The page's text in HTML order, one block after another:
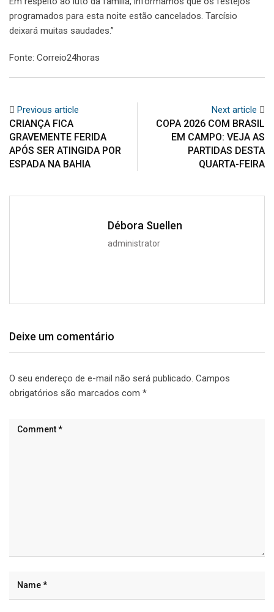
programados para esta noite estão cancelados. Tarcísio
deixará muitas saudades.”
Fonte: Correio24horas
Previous article
CRIANÇA FICA
GRAVEMENTE FERIDA
APÓS SER ATINGIDA POR
ESPADA NA BAHIA
Next article
COPA 2026 COM BRASIL
EM CAMPO: VEJA AS
PARTIDAS DESTA
QUARTA-FEIRA
Débora Suellen
administrator
Deixe um comentário
O seu endereço de e-mail não será publicado. Campos
obrigatórios são marcados com *